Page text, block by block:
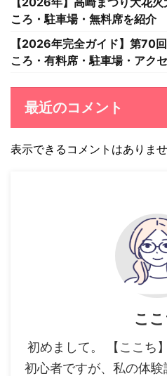
ころ・駐車場・無料席を紹介
【2026年完全ガイド】第70
ころ・有料席・駐車場・アク
最近のコメント
表示できるコメントはありませ
こ
初めまして。 【ここち
初心者ですが、私の体